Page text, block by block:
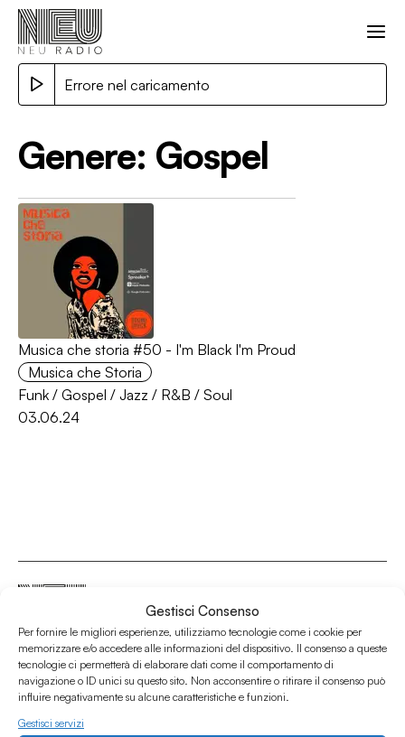
Gestisci Consenso
Per fornire le migliori esperienze, utilizziamo tecnologie come i cookie per
memorizzare e/o accedere alle informazioni del dispositivo. Il consenso a queste
tecnologie ci permetterà di elaborare dati come il comportamento di
navigazione o ID unici su questo sito. Non acconsentire o ritirare il consenso può
influire negativamente su alcune caratteristiche e funzioni.
Gestisci servizi
Errore nel caricamento
Genere: Gospel
Musica che storia #50 - I'm Black I'm Proud
Musica che Storia
Funk / Gospel / Jazz / R&B / Soul
03.06.24
Associazione Culturale Humus
Via degli Orti 63, Bologna 40137
IVA: IT03691751204
CF: 03691751204